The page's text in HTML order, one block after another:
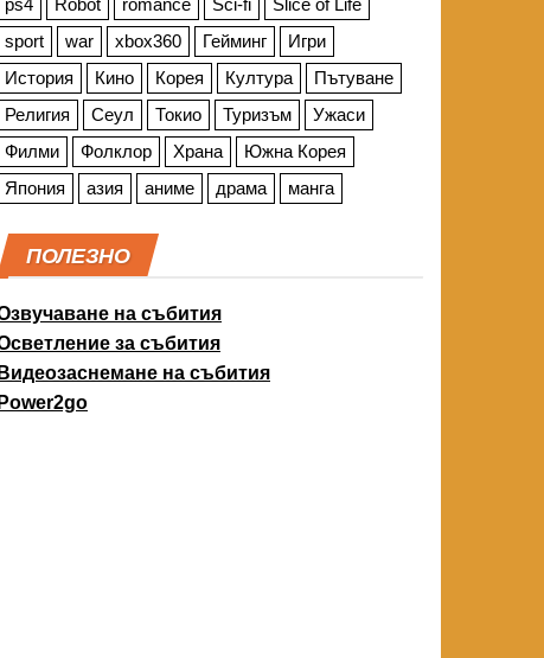
ps4
Robot romance Sci-fi
Slice of Life
sport
war xbox360 Гейминг
Игри
История
Кино Корея Култура
Пътуване
Религия
Сеул Токио Туризъм
Ужаси
Филми
Фолклор Храна
Южна Корея
Япония
азия аниме драма манга
ПОЛЕЗНО
на събития
за събития
Видеозаснемане на събития
Power2go